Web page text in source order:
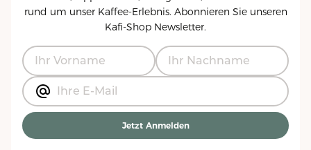
rund um unser Kaffee-Erlebnis. Abonnieren Sie unseren
Kafi-Shop Newsletter.
Jetzt Anmelden